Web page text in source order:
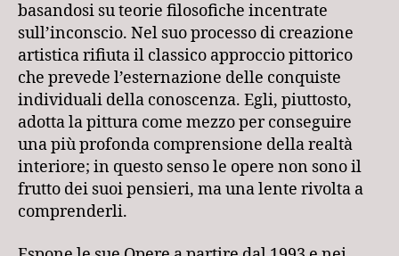
basandosi su teorie filosofiche incentrate
sull’inconscio. Nel suo processo di creazione
artistica rifiuta il classico approccio pittorico
che prevede l’esternazione delle conquiste
individuali della conoscenza. Egli, piuttosto,
adotta la pittura come mezzo per conseguire
una più profonda comprensione della realtà
interiore; in questo senso le opere non sono il
frutto dei suoi pensieri, ma una lente rivolta a
comprenderli.